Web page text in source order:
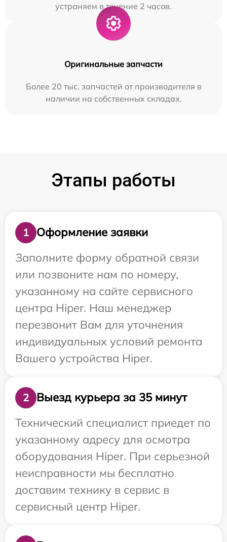
устраняем в течение 2 часов.
Оригинальные запчасти
Более 20 тыс. запчастей от производителя в
наличии на собственных складах.
Этапы работы
1
Оформление заявки
Заполните форму обратной связи
или позвоните нам по номеру,
указанному на сайте сервисного
центра Hiper. Наш менеджер
перезвонит Вам для уточнения
индивидуальных условий ремонта
Вашего устройства Hiper.
2
Выезд курьера за 35 минут
Технический специалист приедет по
указанному адресу для осмотра
оборудования Hiper. При серьезной
неисправности мы бесплатно
доставим технику в сервис в
сервисный центр Hiper.